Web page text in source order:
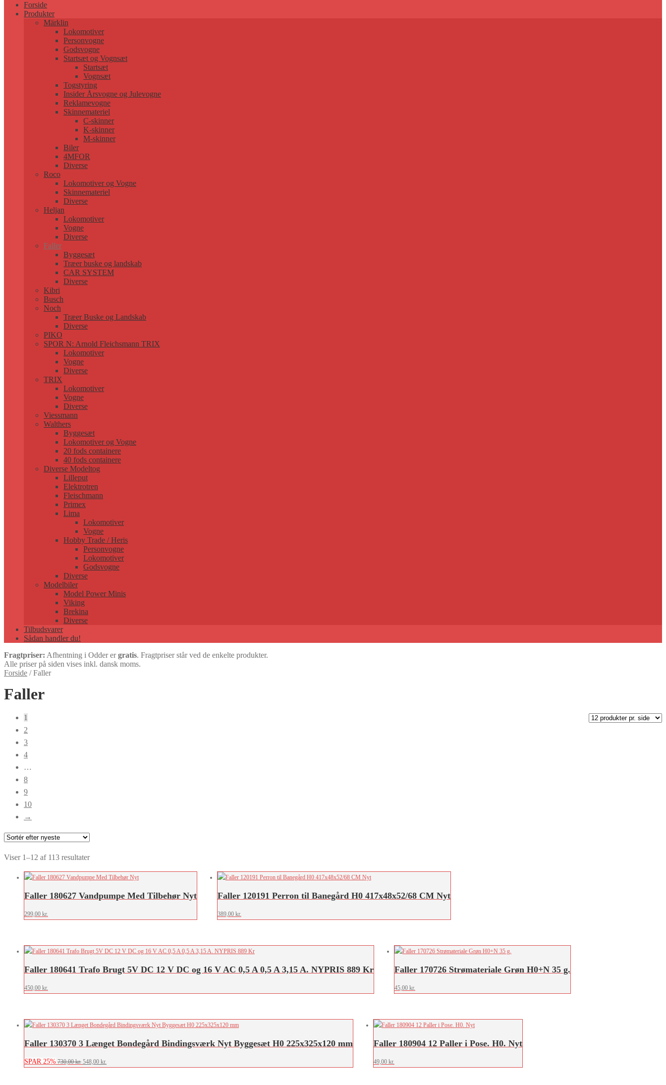
Forside
Produkter
Märklin
Lokomotiver
Personvogne
Godsvogne
Startsæt og Vognsæt
Startsæt
Vognsæt
Togstyring
Insider Årsvogne og Julevogne
Reklamevogne
Skinnemateriel
C-skinner
K-skinner
M-skinner
Biler
4MFOR
Diverse
Roco
Lokomotiver og Vogne
Skinnemateriel
Diverse
Heljan
Lokomotiver
Vogne
Diverse
Faller
Byggesæt
Træer buske og landskab
CAR SYSTEM
Diverse
Kibri
Busch
Noch
Træer Buske og Landskab
Diverse
PIKO
SPOR N: Arnold Fleichsmann TRIX
Lokomotiver
Vogne
Diverse
TRIX
Lokomotiver
Vogne
Diverse
Viessmann
Walthers
Byggesæt
Lokomotiver og Vogne
20 fods containere
40 fods containere
Diverse Modeltog
Lilleput
Elektrotren
Fleischmann
Primex
Lima
Lokomotiver
Vogne
Hobby Trade / Heris
Personvogne
Lokomotiver
Godsvogne
Diverse
Modelbiler
Model Power Minis
Viking
Brekina
Diverse
Tilbudsvarer
Sådan handler du!
Fragtpriser: Afhentning i Odder ergratis. Fragtpriser står ved de enkelte produkter.
Alle priser på siden vises inkl. dansk moms.
Forside /Faller
Faller
1
2
3
4
…
8
9
10
→
Viser 1–12 af 113 resultaterSorteret
seneste
Faller 180627 Vandpumpe Med Tilbehør Nyt
299,00 kr.
Faller 120191 Perron til Banegård H0 417x48x52/68 CM Nyt
389,00 kr.
Faller 180641 Trafo Brugt 5V DC 12 V DC og 16 V AC 0,5 A 0,5 A 3,15 A. NYPRIS 889 Kr
450,00 kr.
Faller 170726 Strømateriale Grøn H0+N 35 g.
45,00 kr.
Faller 130370 3 Længet Bondegård Bindingsværk Nyt Byggesæt H0 225x325x120 mm
SPAR 25% 730,00kr. Den
548,00 kr.
Faller 180904 12 Paller i Pose. H0. Nyt
49,00 kr.